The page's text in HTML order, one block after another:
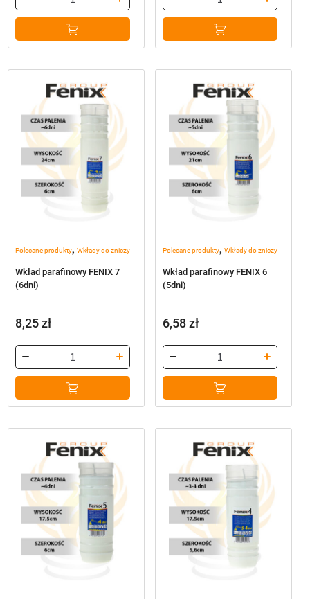
Polecane produkty, Wkłady do zniczy
Wkład parafinowy FENIX 7
(6dni)
8,25zł
Polecane produkty, Wkłady do zniczy
Wkład parafinowy FENIX 6
(5dni)
6,58zł